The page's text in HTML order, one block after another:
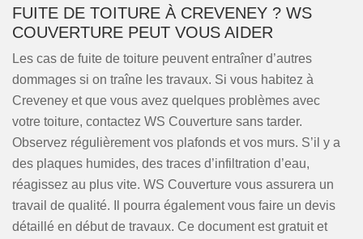
FUITE DE TOITURE À CREVENEY ? WS
COUVERTURE PEUT VOUS AIDER
Les cas de fuite de toiture peuvent entraîner d’autres
dommages si on traîne les travaux. Si vous habitez à
Creveney et que vous avez quelques problèmes avec
votre toiture, contactez WS Couverture sans tarder.
Observez régulièrement vos plafonds et vos murs. S’il y a
des plaques humides, des traces d’infiltration d’eau,
réagissez au plus vite. WS Couverture vous assurera un
travail de qualité. Il pourra également vous faire un devis
détaillé en début de travaux. Ce document est gratuit et